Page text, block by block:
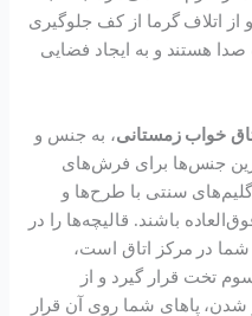
اتلاف گرما از کف جلوگیری
هستند و به ایجاد فضایی
خواب زمستانی، به جنس و
جنس‌ها برای فرش‌های
سنتی با طرح‌ها و
باشند. قالیچه‌ها را در
شما در مرکز اتاق است،
تخت قرار گیرد و از
شدن، پاهای شما روی آن قرار